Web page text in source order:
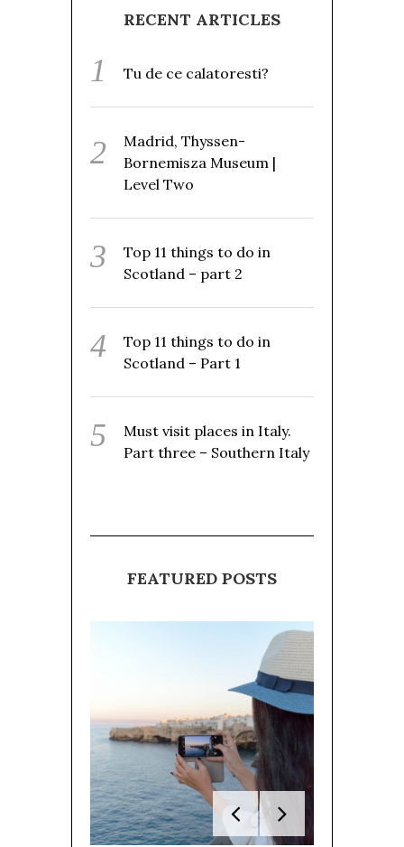
RECENT ARTICLES
Tu de ce calatoresti?
Madrid, Thyssen-
Bornemisza Museum |
Level Two
Top 11 things to do in
Scotland – part 2
Top 11 things to do in
Scotland – Part 1
Must visit places in Italy.
Part three – Southern Italy
FEATURED POSTS